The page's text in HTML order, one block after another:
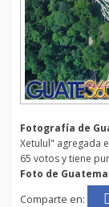
Fotografía de
Xetulul" agregada
65 votos y tiene
Foto de
Comparte en: